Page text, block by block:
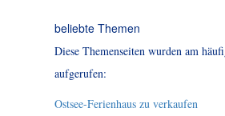
beliebte Themen
Diese Themenseiten wurden am
aufgerufen:
Ostsee-Ferienhaus zu verkaufen